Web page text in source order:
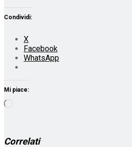
Condividi:
X
Facebook
WhatsApp
Mi piace:
Correlati